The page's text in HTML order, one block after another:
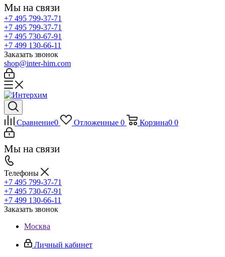
Мы на связи
+7 495 799-37-71
+7 495 799-37-71
+7 495 730-67-91
+7 499 130-66-11
Заказать звонок
shop@inter-him.com
Сравнение0 Отложенные 0 Корзина0 0
Мы на связи
Телефоны
+7 495 799-37-71
+7 495 730-67-91
+7 499 130-66-11
Заказать звонок
Москва
Личный кабинет